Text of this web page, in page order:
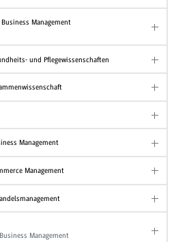
Management
und Pflegewissenschaften
Management
Management
Management